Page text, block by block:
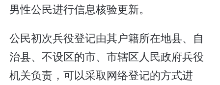
男性公民进行信息核验更新。
公民初次兵役登记由其户籍所在地县、自
治县、不设区的市、市辖区人民政府兵役
机关负责，可以采取网络登记的方式进